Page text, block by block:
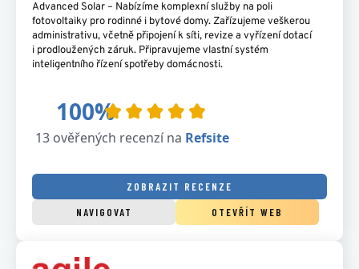
Advanced Solar – Nabízíme komplexní služby na poli
fotovoltaiky pro rodinné i bytové domy. Zařízujeme veškerou
administrativu, včetně připojení k síti, revize a vyřízení dotací
i prodloužených záruk. Připravujeme vlastní systém
inteligentního řízení spotřeby domácnosti.
ZOBRAZIT RECENZE
NAVIGOVAT
OTEVŘÍT WEB